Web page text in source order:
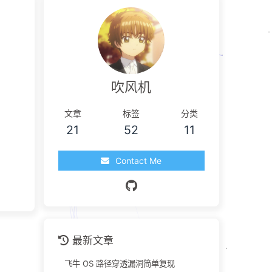
吹风机
文章
21
标签
52
分类
11
Contact Me
最新文章
飞牛 OS 路径穿透漏洞简单复现